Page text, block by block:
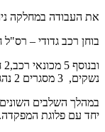
את העבודה במחלקה
בוחן רכב גדודי –
נשקים, 3 מסגרים 2 נהגי חילוץ ומכשירן.
במהלך השלבים
יחד עם פלוגת המפקדה.